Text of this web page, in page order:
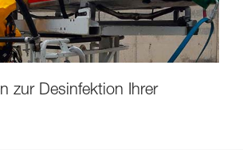
zur Desinfektion Ihrer